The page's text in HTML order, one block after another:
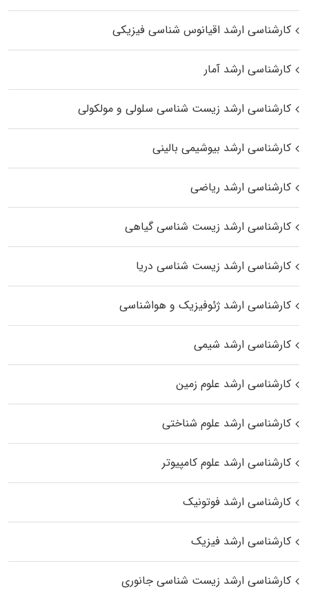
کارشناسی ارشد اقیانوس‌ شناسی فیزیکی
کارشناسی ارشد آمار
کارشناسی ارشد زیست شناسی سلولی و مولکولی
کارشناسی ارشد بیوشیمی بالینی
کارشناسی ارشد ریاضی
کارشناسی ارشد زیست‌ شناسی گیاهی
کارشناسی ارشد زیست‌ شناسی دریا
کارشناسی ارشد ژئوفیزیک و هواشناسی
کارشناسی ارشد شیمی
کارشناسی ارشد علوم زمین
کارشناسی ارشد علوم شناختی
کارشناسی ارشد علوم کامپیوتر
کارشناسی ارشد فوتونیک
کارشناسی ارشد فیزیک
کارشناسی ارشد زیست‌ شناسی جانوری